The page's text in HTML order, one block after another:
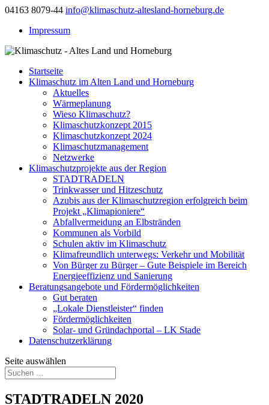
04163 8079-44 info@klimaschutz-altesland-horneburg.de
Impressum
Startseite
Klimaschutz im Alten Land und Horneburg
Aktuelles
Wärmeplanung
Wieso Klimaschutz?
Klimaschutzkonzept 2015
Klimaschutzkonzept 2024
Klimaschutzmanagement
Netzwerke
Klimaschutzprojekte aus der Region
STADTRADELN
Trinkwasser und Hitzeschutz
Azubis aus der Klimaschutzregion erfolgreich beim
Projekt „Klimapioniere“
Abfallvermeidung an Elbstränden
Kommunen als Vorbild
Schulen aktiv im Klimaschutz
Klimafreundlich unterwegs: Verkehr und Mobilität
Von Bürger zu Bürger – Gute Beispiele im Bereich
Energieeffizienz und Sanierung
Beratungsangebote und Fördermöglichkeiten
Gut beraten
„Lokale Dienstleister“ finden
Fördermöglichkeiten
Solar- und Gründachportal – LK Stade
Datenschutzerklärung
Seite auswählen
STADTRADELN 2020